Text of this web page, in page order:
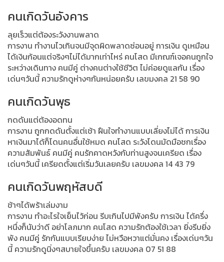
คนเกิดวันอังคาร
ลุยเร็วแต่ต้องระวังงานพลาด
การงาน ทำงานไวเกินจนมีจุดผิดพลาดซ่อนอยู่ การเงิน ดูเหมือน
ได้เงินก้อนแต่จริงๆไม่ได้มากเท่าไหร่ คนโสด มีเกณฑ์เจอคนถูกใจ
ระหว่างเดินทาง คนมีคู่ ต่างคนต่างใช้ชีวิต ไม่ค่อยดูแลกัน เรื่อง
เด่นๆวันนี้ ความรักดูห่างๆกันหน่อยครับ เลขมงคล 21 58 90
คนเกิดวันพุธ
กดดันแต่ต้องอดทน
การงาน ถูกกดดันตั้งแต่เช้า ฝืนใจทำงานแบบเลี่ยงไม่ได้ การเงิน
หาเงินมาได้ก็โดนคนอื่นใช้หมด คนโสด ระวังโดนมัดมือชกเรื่อง
ความสัมพันธ์ คนมีคู่ คนรักคาดหวังกับท่านสูงจนเครียด เรื่อง
เด่นๆวันนี้ เครียดตั้งแต่เริ่มวันเลยครับ เลขมงคล 14 43 79
คนเกิดวันพฤหัสบดี
ช้าๆได้พร้าเล่มงาม
การงาน ทำอะไรใจเย็นไว้ก่อน รีบเกินไปมีพังครับ การเงิน ได้ครึ่ง
หนึ่งก็นับว่าดี อย่าโลภมาก คนโสด ความรักต้องใช้เวลา ยิ่งรีบยิ่ง
พัง คนมีคู่ รักกันแบบเรียบง่าย ไม่หวือหวาแต่มั่นคง เรื่องเด่นๆวัน
นี้ ความรักดูนิ่งๆสบายใจขึ้นครับ เลขมงคล 07 51 88